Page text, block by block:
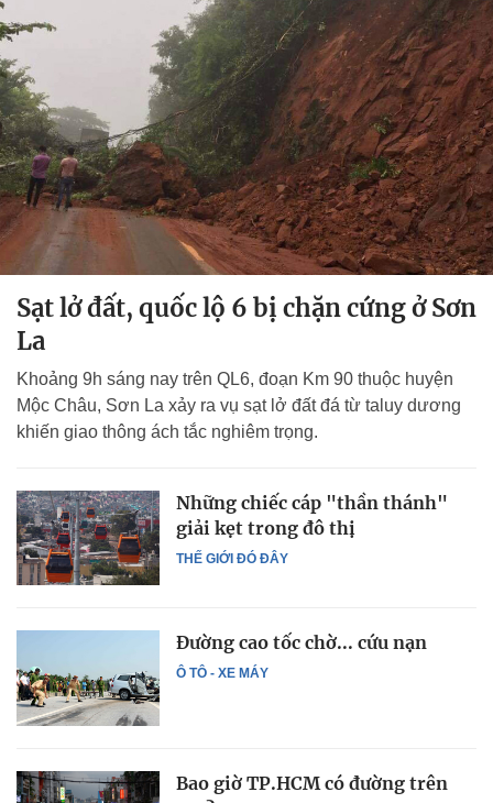
Sạt lở đất, quốc lộ 6 bị chặn cứng ở Sơn
La
Khoảng 9h sáng nay trên QL6, đoạn Km 90 thuộc huyện
Mộc Châu, Sơn La xảy ra vụ sạt lở đất đá từ taluy dương
khiến giao thông ách tắc nghiêm trọng.
THẾ GIỚI ĐÓ ĐÂY
Những chiếc cáp "thần thánh"
giải kẹt trong đô thị
Ô TÔ - XE MÁY
Đường cao tốc chờ... cứu nạn
Bao giờ TP.HCM có đường trên